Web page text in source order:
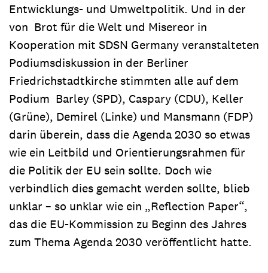
Entwicklungs- und Umweltpolitik. Und in der
von Brot für die Welt und Misereor in
Kooperation mit SDSN Germany veranstalteten
Podiumsdiskussion in der Berliner
Friedrichstadtkirche stimmten alle auf dem
Podium Barley (SPD), Caspary (CDU), Keller
(Grüne), Demirel (Linke) und Mansmann (FDP)
darin überein, dass die Agenda 2030 so etwas
wie ein Leitbild und Orientierungsrahmen für
die Politik der EU sein sollte. Doch wie
verbindlich dies gemacht werden sollte, blieb
unklar – so unklar wie ein „Reflection Paper“,
das die EU-Kommission zu Beginn des Jahres
zum Thema Agenda 2030 veröffentlicht hatte.